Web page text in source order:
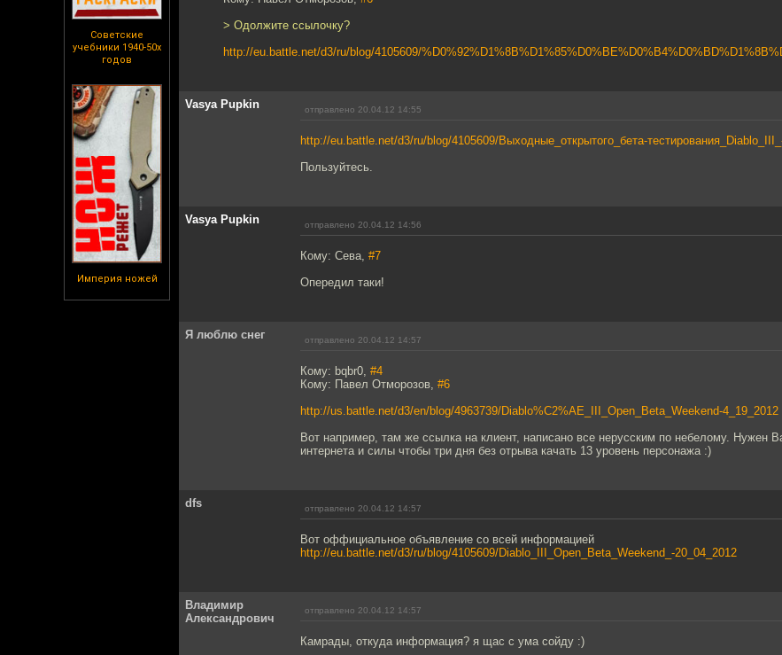
Советские
учебники 1940-50х
годов
Империя ножей
> Одолжите ссылочку?
http://eu.battle.net/d3/ru/blog/4105609/
Vasya Pupkin отправлено 20.04.12 14:55
http://eu.battle.net/d3/ru/blog/4105609/Выходные_открытого_бета-
Пользуйтесь.
Vasya Pupkin отправлено 20.04.12 14:56
Кому: Сева, #7
Опередил таки!
Я люблю снег отправлено 20.04.12 14:57
Кому: bqbr0, #4
Кому: Павел Отморозов, #6
http://us.battle.net/d3/en/blog/4963739/Diablo%C2%AE_III_Open_Beta_Weekend-4_19_2012
Вот например, там же ссылка на клиент, написано все нерусским по небелому. Нужен
интернета и силы чтобы три дня без отрыва качать 13 уровень персонажа :)
dfs отправлено 20.04.12 14:57
Вот оффициальное объявление со всей информацией
http://eu.battle.net/d3/ru/blog/4105609/Diablo_III_Open_Beta_Weekend_-20_04_2012
Владимир
Александрович
отправлено 20.04.12 14:57
Камрады, откуда информация? я щас с ума сойду :)